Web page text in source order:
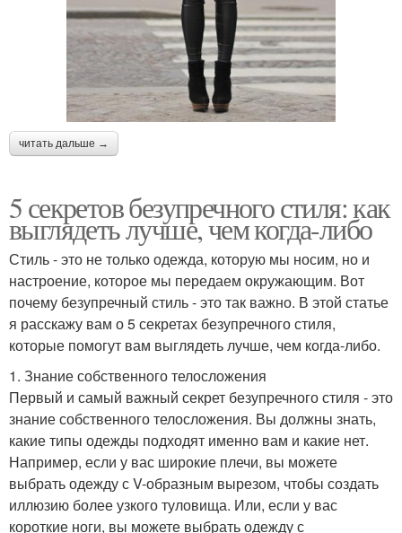
читать дальше →
5 секретов безупречного стиля: как
выглядеть лучше, чем когда-либо
Стиль - это не только одежда, которую мы носим, но и
настроение, которое мы передаем окружающим. Вот
почему безупречный стиль - это так важно. В этой статье
я расскажу вам о 5 секретах безупречного стиля,
которые помогут вам выглядеть лучше, чем когда-либо.
1. Знание собственного телосложения
Первый и самый важный секрет безупречного стиля - это
знание собственного телосложения. Вы должны знать,
какие типы одежды подходят именно вам и какие нет.
Например, если у вас широкие плечи, вы можете
выбрать одежду с V-образным вырезом, чтобы создать
иллюзию более узкого туловища. Или, если у вас
короткие ноги, вы можете выбрать одежду с